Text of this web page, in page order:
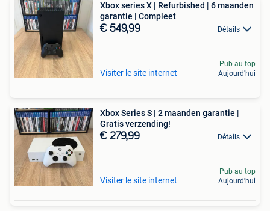
Xbox series X | Refurbished | 6 maanden
garantie | Compleet
€ 549,99 Détails
Visiter le site internet
Pub au top
Aujourd'hui
Xbox Series S | 2 maanden garantie |
Gratis verzending!
€ 279,99 Détails
Visiter le site internet
Pub au top
Aujourd'hui